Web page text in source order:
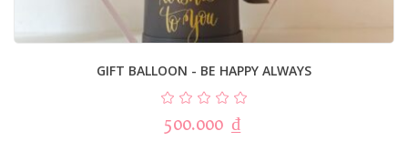
GIFT BALLOON - BE HAPPY ALWAYS
500.000 ₫